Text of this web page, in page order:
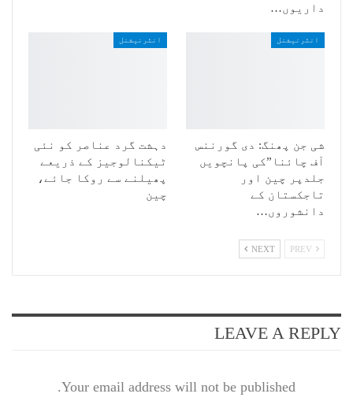
داریوں…
انٹرنیشنل
شی جن پھنگ: دی گورننس
آف چائنا”کی پانچویں
جلدپر چین اور
تاجکستان کے
دانشوروں…
انٹرنیشنل
دہشت گرد عناصر کو نئی
ٹیکنالوجیز کے ذریعے
پھیلنے سے روکا جائے،
چین
NEXT
LEAVE A REPLY
Your email address will not be published.